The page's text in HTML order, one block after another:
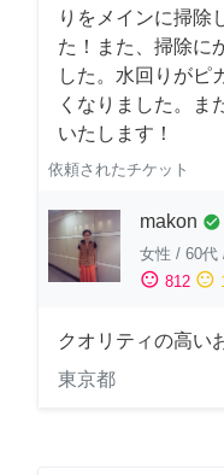
りをメインに掃除
た！また、掃除に
した。水回りがピ
くなりました。ま
いたします！
依頼されたチケット
makon check_circle
女性 / 60代
sentiment_satisfied 812 sentiment_neutral
クオリティの高い
東京都